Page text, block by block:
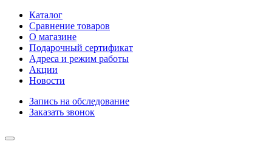
Каталог
Сравнение товаров
О магазине
Подарочный сертификат
Адреса и режим работы
Акции
Новости
Запись на обследование
Заказать звонок